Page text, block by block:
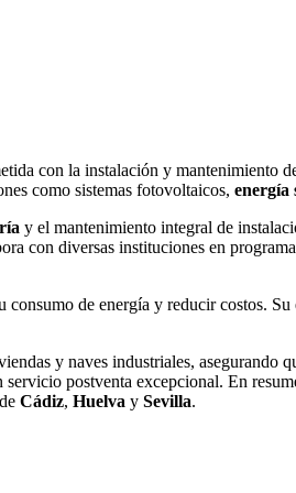
con la instalación y mantenimiento
como sistemas fotovoltaicos, energía
y el mantenimiento integral de
con diversas instituciones en
consumo de energía y reducir costos.
y naves industriales, asegurando
postventa excepcional. En
Cádiz, Huelva y Sevilla.